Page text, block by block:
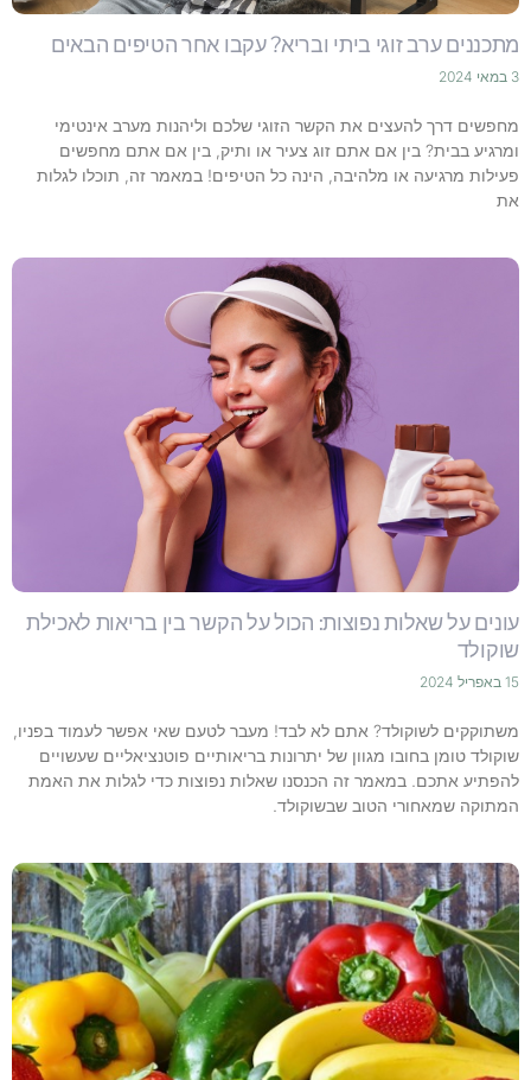
מתכננים ערב זוגי ביתי ובריא? עקבו אחר הטיפים הבאים
3 במאי 2024
מחפשים דרך להעצים את הקשר הזוגי שלכם וליהנות מערב אינטימי
ומרגיע בבית? בין אם אתם זוג צעיר או ותיק, בין אם אתם מחפשים
פעילות מרגיעה או מלהיבה, הינה כל הטיפים! במאמר זה, תוכלו לגלות
את
עונים על שאלות נפוצות: הכול על הקשר בין בריאות לאכילת
שוקולד
15 באפריל 2024
משתוקקים לשוקולד? אתם לא לבד! מעבר לטעם שאי אפשר לעמוד בפניו,
שוקולד טומן בחובו מגוון של יתרונות בריאותיים פוטנציאליים שעשויים
להפתיע אתכם. במאמר זה הכנסנו שאלות נפוצות כדי לגלות את האמת
המתוקה שמאחורי הטוב שבשוקולד.